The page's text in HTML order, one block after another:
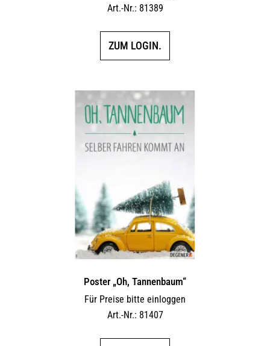
Art.-Nr.: 81389
ZUM LOGIN.
Poster „Oh, Tannenbaum“
Für Preise bitte einloggen
Art.-Nr.: 81407